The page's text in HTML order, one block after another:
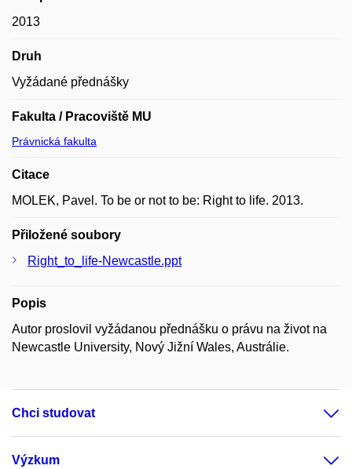
2013
Druh
Vyžádané přednášky
Fakulta / Pracoviště MU
Právnická fakulta
Citace
MOLEK, Pavel. To be or not to be: Right to life. 2013.
Přiložené soubory
Right_to_life-Newcastle.ppt
Popis
Autor proslovil vyžádanou přednášku o právu na život na
Newcastle University, Nový Jižní Wales, Austrálie.
Chci studovat
Výzkum